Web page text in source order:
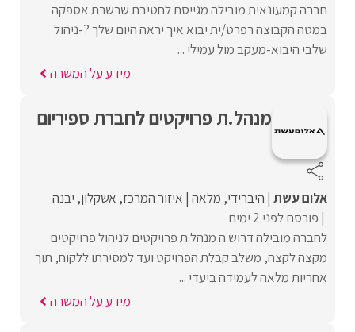
חברה קמעונאית מובילה מגייסת לחטיבת שרשרת אספקה
במטה הקבוצה רפרט/ית יבוא איך יראה היום שלך ?-ניהול
שלבי היבוא-מעקב מול עמילי ...
מידע על המשרה
מנהל.ת פרויקטים לחברת ספיריום
אלום עשת היברידי מלאה איזור המרכז אשקלון יבנה
פורסם לפני 2 ימים
לחברה מובילה דרוש.ה מנהל.ת פרויקטים לניהול פרויקטים
מקצה לקצה, משלב קבלת הפרויקט ועד למסירתו ללקוח, תוך
אחריות מלאה לעמידה ביעדי ...
מידע על המשרה